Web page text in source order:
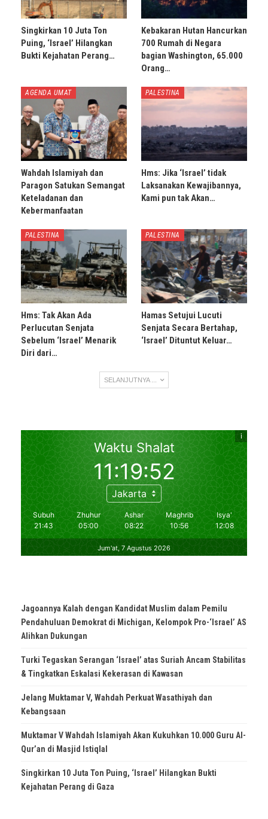
Singkirkan 10 Juta Ton
Puing, ‘Israel’ Hilangkan
Bukti Kejahatan Perang…
Kebakaran Hutan Hancurkan
700 Rumah di Negara
bagian Washington, 65.000
Orang…
AGENDA UMAT
Wahdah Islamiyah dan
Paragon Satukan Semangat
Keteladanan dan
Kebermanfaatan
PALESTINA
Hms: Jika ‘Israel’ tidak
Laksanakan Kewajibannya,
Kami pun tak Akan…
PALESTINA
Hms: Tak Akan Ada
Perlucutan Senjata
Sebelum ‘Israel’ Menarik
Diri dari…
PALESTINA
Hamas Setujui Lucuti
Senjata Secara Bertahap,
‘Israel’ Dituntut Keluar…
SELANJUTNYA ...
Jagoannya Kalah dengan Kandidat Muslim dalam Pemilu
Pendahuluan Demokrat di Michigan, Kelompok Pro-‘Israel’ AS
Alihkan Dukungan
Turki Tegaskan Serangan ‘Israel’ atas Suriah Ancam Stabilitas
& Tingkatkan Eskalasi Kekerasan di Kawasan
Jelang Muktamar V, Wahdah Perkuat Wasathiyah dan
Kebangsaan
Muktamar V Wahdah Islamiyah Akan Kukuhkan 10.000 Guru Al-
Qur’an di Masjid Istiqlal
Singkirkan 10 Juta Ton Puing, ‘Israel’ Hilangkan Bukti
Kejahatan Perang di Gaza